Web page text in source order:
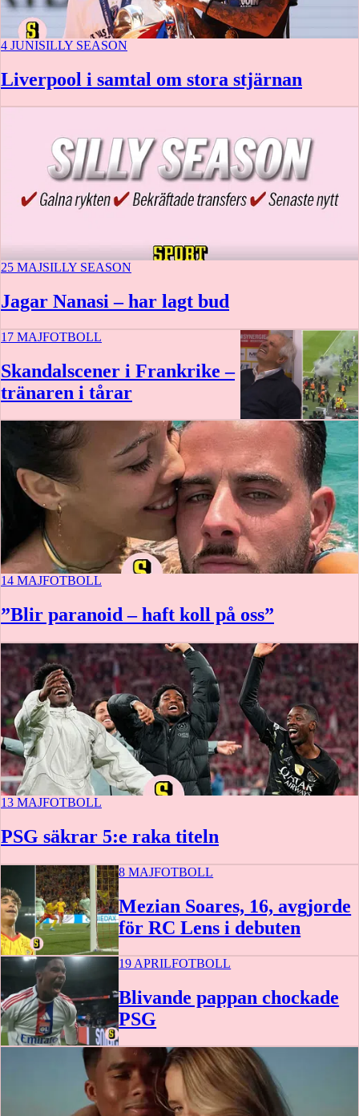
4 JUNISILLY SEASON
Liverpool i samtal om stora stjärnan
25 MAJSILLY SEASON
Jagar Nanasi – har lagt bud
17 MAJFOTBOLL
Skandalscener i Frankrike –
tränaren i tårar
14 MAJFOTBOLL
”Blir paranoid – haft koll på oss”
13 MAJFOTBOLL
PSG säkrar 5:e raka titeln
8 MAJFOTBOLL
Mezian Soares, 16, avgjorde
för RC Lens i debuten
19 APRILFOTBOLL
Blivande pappan chockade
PSG